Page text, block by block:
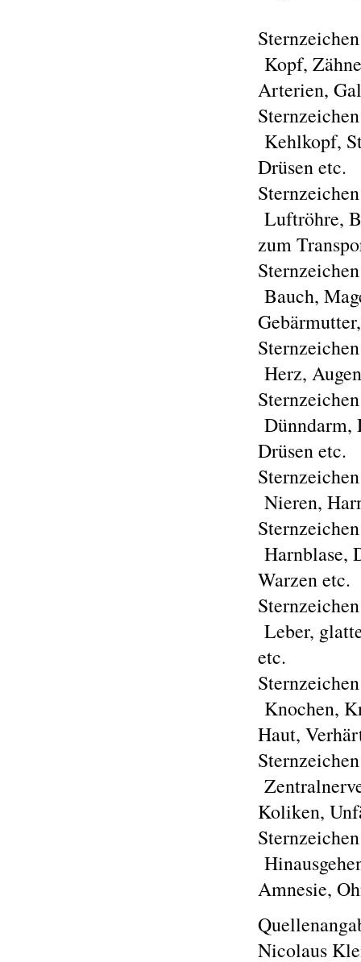
Kopf,
Arterien,
Kehlkopf,
Drüsen etc.
Luftröhre,
zum
Bauch,
Herz,
Dünndarm,
Drüsen etc.
Nieren,
Harnblase,
Warzen etc.
Leber,
etc.
Knochen,
Haut,
Koliken,
Amnesie,
Nicolaus